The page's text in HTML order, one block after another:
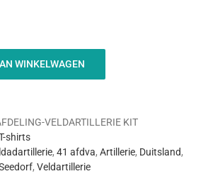
WINKELWAGEN
VELDARTILLERIE KIT
shirts
, 41 afdva, Artillerie, Duitsland,
, Veldartillerie